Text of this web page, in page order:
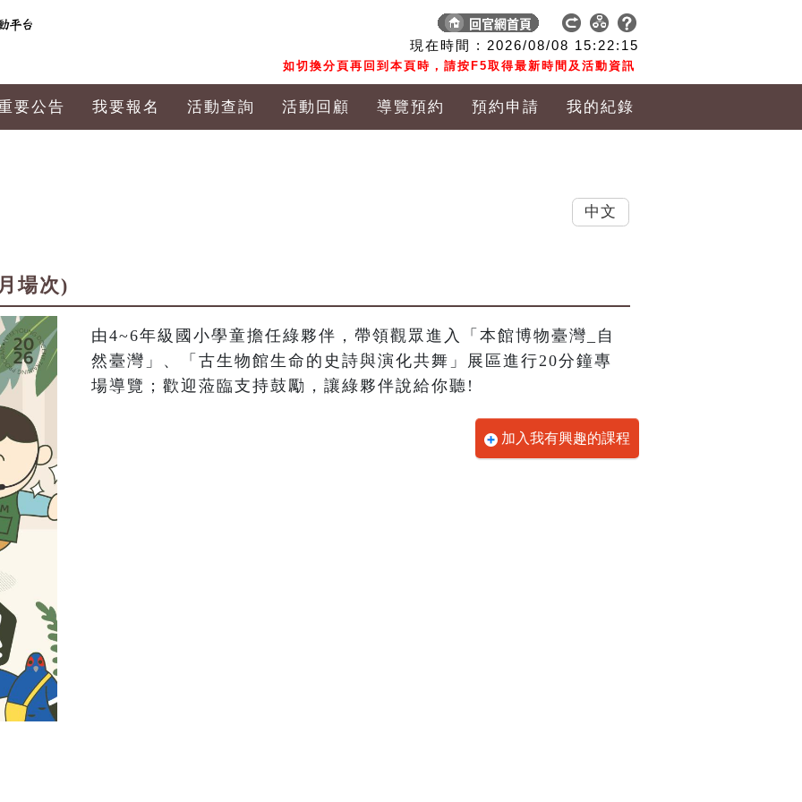
現在時間 : 2026/08/08 15:22:15
如切換分頁再回到本頁時，請按F5取得最新時間及活動資訊
要公告 我要報名 活動查詢 活動回顧 導覽預約 預約申請 我的紀錄
場次)
由4~6年級國小學童擔任綠夥伴，帶領觀眾進入「本館博物臺灣_自
然臺灣」、「古生物館生命的史詩與演化共舞」展區進行20分鐘專
場導覽；歡迎蒞臨支持鼓勵，讓綠夥伴說給你聽!
加入我有興趣的課程